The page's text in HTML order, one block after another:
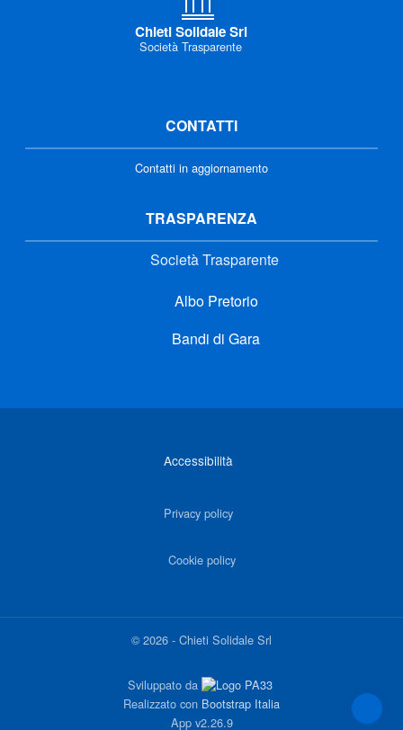
Chieti Solidale Srl
Società Trasparente
CONTATTI
Contatti in aggiornamento
TRASPARENZA
Società Trasparente
Albo Pretorio
Bandi di Gara
Accessibilità
Privacy policy
Cookie policy
©2026 - Chieti Solidale Srl
Sviluppato da
Realizzato con Bootstrap Italia
App v2.26.9